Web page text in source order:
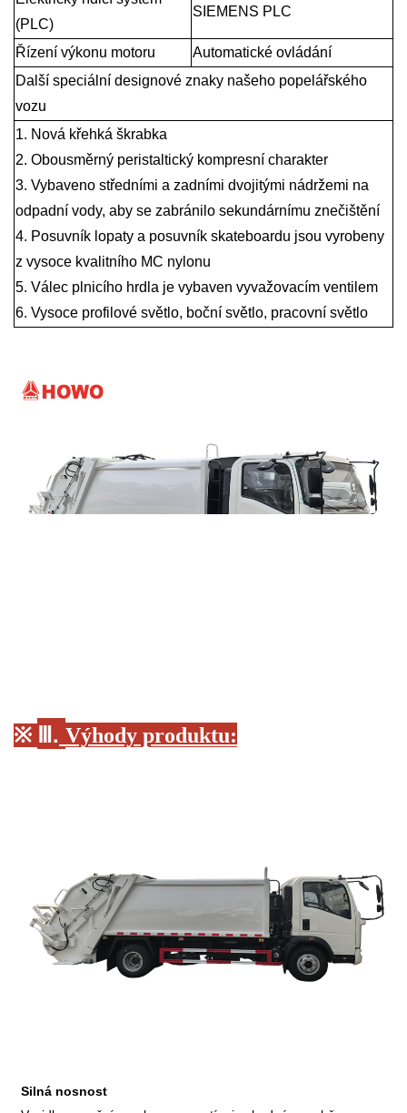
(PLC)
SIEMENS PLC
Řízení výkonu motoru
Automatické ovládání
Další speciální designové znaky našeho popelářského
vozu
1. Nová křehká škrabka
2. Obousměrný peristaltický kompresní charakter
3. Vybaveno středními a zadními dvojitými nádržemi na
odpadní vody, aby se zabránilo sekundárnímu znečištění
4. Posuvník lopaty a posuvník skateboardu jsou vyrobeny
z vysoce kvalitního MC nylonu
5. Válec plnicího hrdla je vybaven vyvažovacím ventilem
6. Vysoce profilové světlo, boční světlo, pracovní světlo
※ Ⅲ. Výhody produktu:
Silná nosnost